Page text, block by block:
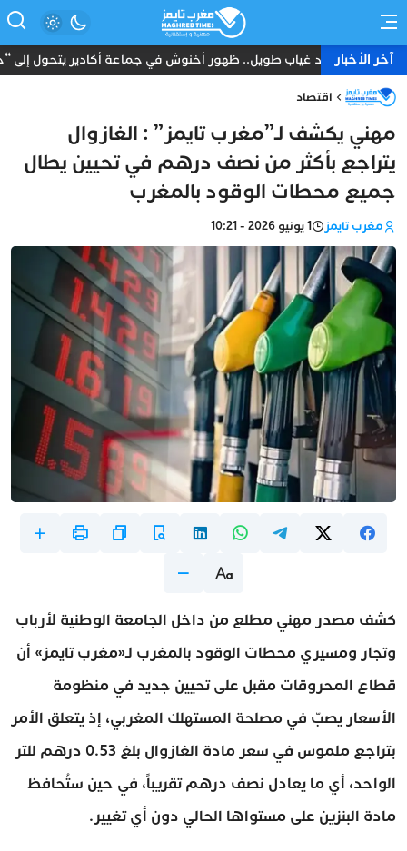
آخر الأخباربعد غياب طويل.. ظهور أخنوش في جماعة أكادير يتحول إلى
اقتصاد
مهني يكشف لـ”مغرب تايمز” : الغازوال
يتراجع بأكثر من نصف درهم في تحيين يطال
جميع محطات الوقود بالمغرب
مغرب تايمز 1 يونيو 2026 - 10:21
كشف مصدر مهني مطلع من داخل الجامعة الوطنية لأرباب
وتجار ومسيري محطات الوقود بالمغرب لـ«مغرب تايمز» أن
قطاع المحروقات مقبل على تحيين جديد في منظومة
الأسعار يصبّ في مصلحة المستهلك المغربي، إذ يتعلق الأمر
بتراجع ملموس في سعر مادة الغازوال بلغ 0.53 درهم للتر
الواحد، أي ما يعادل نصف درهم تقريباً، في حين ستُحافظ
مادة البنزين على مستواها الحالي دون أي تغيير.